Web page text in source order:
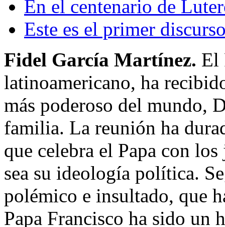
En el centenario de
Este es el primer
Fidel García Martínez. El
latinoamericano, ha
más poderoso del mundo,
familia. La reunión ha
que celebra el Papa con
sea su ideología política.
polémico e insultado, que
Papa Francisco ha sido un